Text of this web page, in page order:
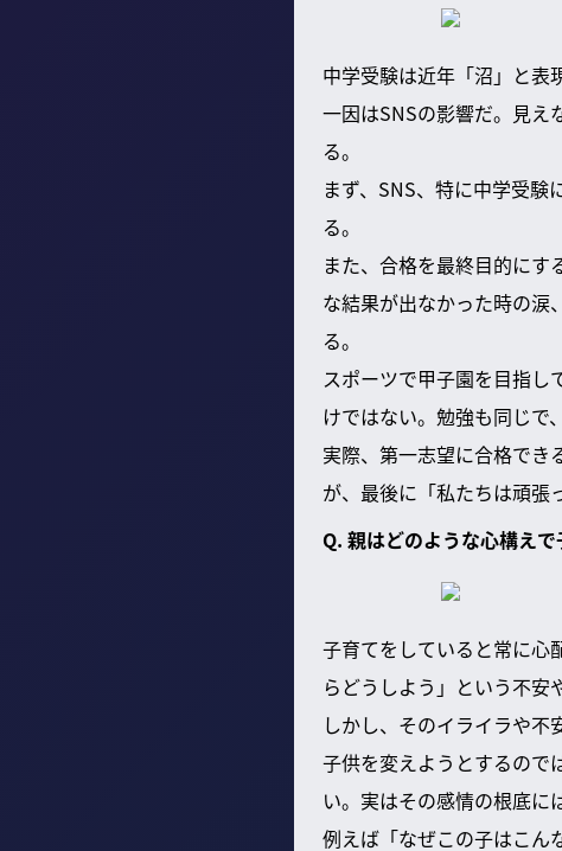
中学受験は近年「沼」と表
一因はSNSの影響だ。見え
る。
まず、SNS、特に中学受
る。
また、合格を最終目的に
な結果が出なかった時の涙
る。
スポーツで甲子園を目指し
けではない。勉強も同じで
実際、第一志望に合格でき
が、最後に「私たちは頑張
Q. 親はどのような心構え
子育てをしていると常に心
らどうしよう」という不安
しかし、そのイライラや不
子供を変えようとするので
い。実はその感情の根底に
例えば「なぜこの子はこん